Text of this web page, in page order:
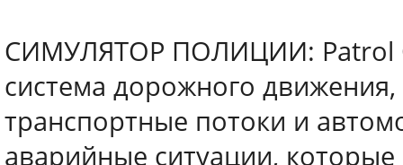
СИМУЛЯТОР ПОЛИЦИИ: Patrol
система дорожного
транспортные потоки и
аварийные ситуации,